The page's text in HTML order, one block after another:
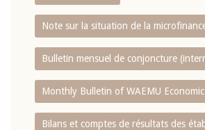
Note sur la situation de la
Bulletin mensuel de conjoncture
Monthly Bulletin of WAEMU
Bilans et comptes de résultats des